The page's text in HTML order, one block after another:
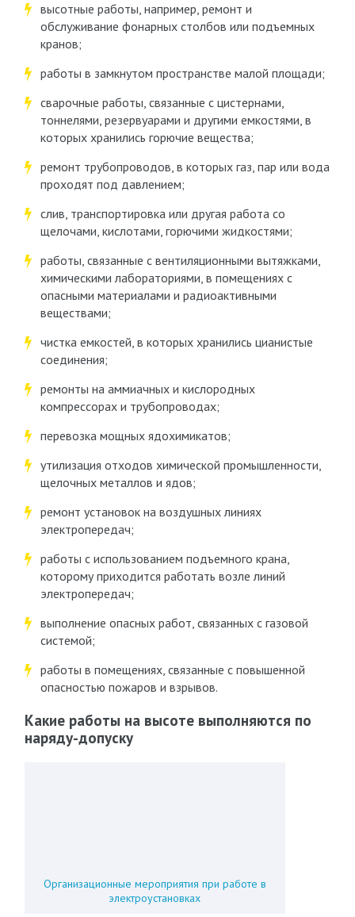
высотные работы, например, ремонт и
обслуживание фонарных столбов или подъемных
кранов;
работы в замкнутом пространстве малой площади;
сварочные работы, связанные с цистернами,
тоннелями, резервуарами и другими емкостями, в
которых хранились горючие вещества;
ремонт трубопроводов, в которых газ, пар или вода
проходят под давлением;
слив, транспортировка или другая работа со
щелочами, кислотами, горючими жидкостями;
работы, связанные с вентиляционными вытяжками,
химическими лабораториями, в помещениях с
опасными материалами и радиоактивными
веществами;
чистка емкостей, в которых хранились цианистые
соединения;
ремонты на аммиачных и кислородных
компрессорах и трубопроводах;
перевозка мощных ядохимикатов;
утилизация отходов химической промышленности,
щелочных металлов и ядов;
ремонт установок на воздушных линиях
электропередач;
работы с использованием подъемного крана,
которому приходится работать возле линий
электропередач;
выполнение опасных работ, связанных с газовой
системой;
работы в помещениях, связанные с повышенной
опасностью пожаров и взрывов.
Какие работы на высоте выполняются по
наряду-допуску
Организационные мероприятия при работе в
электроустановках